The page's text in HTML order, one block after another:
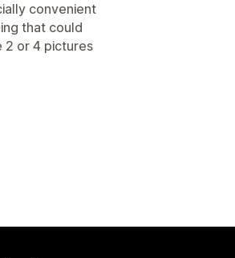
convenient
that could
2 or 4 pictures